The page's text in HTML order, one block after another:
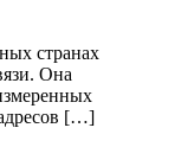
странах
Она
[…]